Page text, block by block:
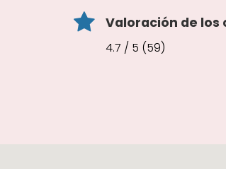
Valoración de los
4.7 / 5 (59)